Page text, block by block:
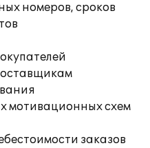
номеров, сроков
мотивационных схем
заказов